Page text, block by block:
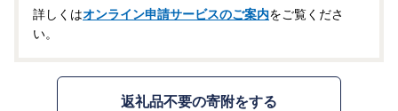
詳しくはオンライン申請サービスのご案内をご覧くださ
い。
返礼品不要の寄附をする